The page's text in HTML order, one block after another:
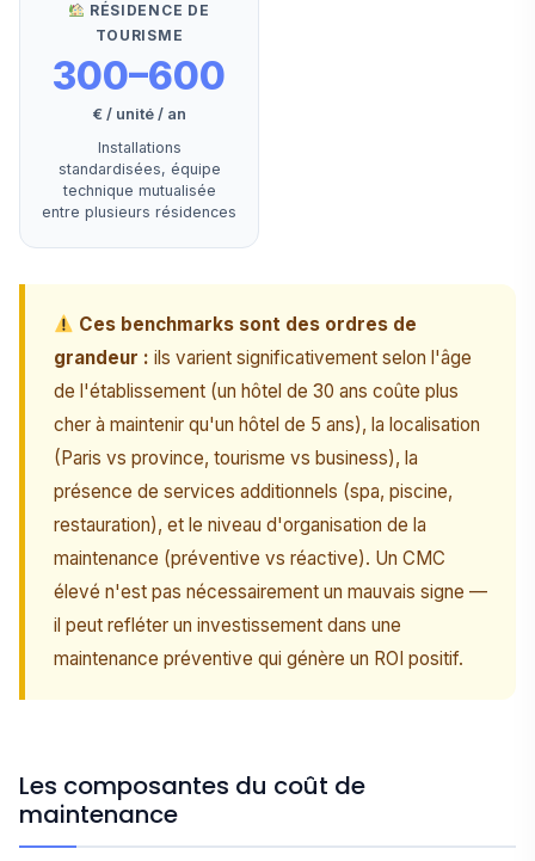
RÉSIDENCE DE
TOURISME
300–600
€ / unité / an
Installations
standardisées, équipe
technique mutualisée
entre plusieurs résidences
Ces benchmarks sont des ordres de
grandeur : ils varient significativement selon l'âge
de l'établissement (un hôtel de 30 ans coûte plus
cher à maintenir qu'un hôtel de 5 ans), la localisation
(Paris vs province, tourisme vs business), la
présence de services additionnels (spa, piscine,
restauration), et le niveau d'organisation de la
maintenance (préventive vs réactive). Un CMC
élevé n'est pas nécessairement un mauvais signe —
il peut refléter un investissement dans une
maintenance préventive qui génère un ROI positif.
Les composantes du coût de
maintenance